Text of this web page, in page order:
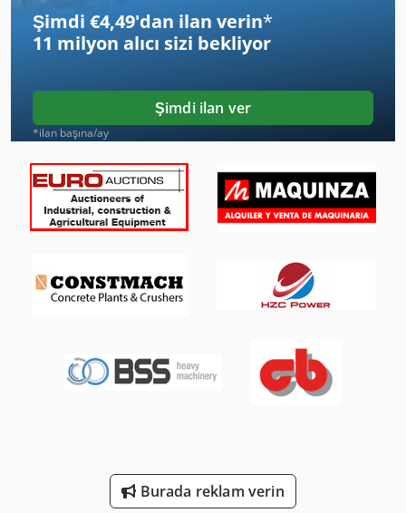
Iz Grubu
Izlenen Araç
Köşe Araçları
Metal Kesim Daire Testere Makineleri
Ne Genişletme
Tak 18
Test
Testere Bileme Makineleri
Testere Ile Kesme
Çalışma Araç
Şimdi €4,49'dan ilan verin*
11 milyon alıcı sizi bekliyor
Şimdi ilan ver
*ilan başına/ay
Burada reklam verin